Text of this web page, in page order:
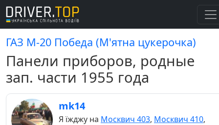
ГАЗ М-20 Победа (М'ятна цукерочка)
Панели приборов, родные
зап. части 1955 года
mk14
Я їжджу на Москвич 403, Москвич 410,